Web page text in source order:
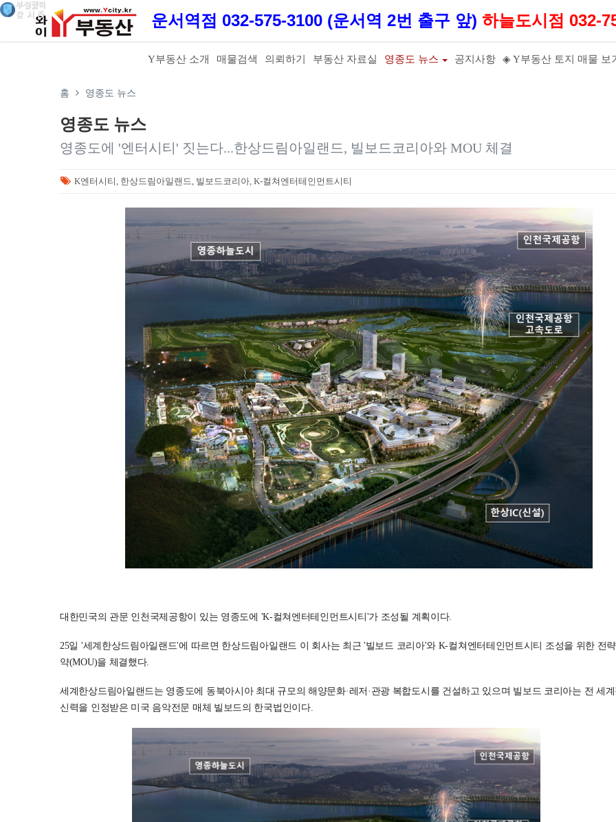
운서역점 032-575-3100 (운서역 2번 출구 앞) 하늘도시점 032-
Y부동산 소개 매물검색 의뢰하기 부동산 자료실 영종도 뉴스 공지사항 ◈ Y부동산 토지 매물
홈 영종도 뉴스
영종도 뉴스
영종도에 '엔터시티' 짓는다...한상드림아일랜드, 빌보드코리아와 MOU 체결
K엔터시티, 한상드림아일랜드, 빌보드코리아, K-컬쳐엔터테인먼트시티
대한민국의 관문 인천국제공항이 있는 영종도에 'K-컬쳐엔터테인먼트시티'가 조성될 계획이다.
25일 '세계한상드림아일랜드'에 따르면 한상드림아일랜드 이 회사는 최근 '빌보드 코리아'와 K-컬쳐엔터테인먼트시티 조성을 위한 전
약(MOU)을 체결했다.
세계한상드림아일랜드는 영종도에 동북아시아 최대 규모의 해양문화·레저·관광 복합도시를 건설하고 있으며 빌보드 코리아는 전 세
신력을 인정받은 미국 음악전문 매체 빌보드의 한국법인이다.